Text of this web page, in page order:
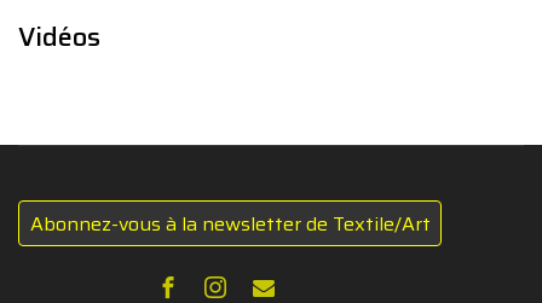
Vidéos
Abonnez-vous à la newsletter de Textile/Art